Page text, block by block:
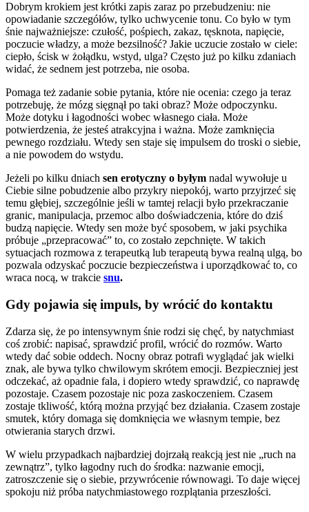
Dobrym krokiem jest krótki zapis zaraz po przebudzeniu: nie
opowiadanie szczegółów, tylko uchwycenie tonu. Co było w tym
śnie najważniejsze: czułość, pośpiech, zakaz, tęsknota, napięcie,
poczucie władzy, a może bezsilność? Jakie uczucie zostało w ciele:
ciepło, ścisk w żołądku, wstyd, ulga? Często już po kilku zdaniach
widać, że sednem jest potrzeba, nie osoba.
Pomaga też zadanie sobie pytania, które nie ocenia: czego ja teraz
potrzebuję, że mózg sięgnął po taki obraz? Może odpoczynku.
Może dotyku i łagodności wobec własnego ciała. Może
potwierdzenia, że jesteś atrakcyjna i ważna. Może zamknięcia
pewnego rozdziału. Wtedy sen staje się impulsem do troski o siebie,
a nie powodem do wstydu.
Jeżeli po kilku dniach sen erotyczny o byłym nadal wywołuje u
Ciebie silne pobudzenie albo przykry niepokój, warto przyjrzeć się
temu głębiej, szczególnie jeśli w tamtej relacji było przekraczanie
granic, manipulacja, przemoc albo doświadczenia, które do dziś
budzą napięcie. Wtedy sen może być sposobem, w jaki psychika
próbuje „przepracować” to, co zostało zepchnięte. W takich
sytuacjach rozmowa z terapeutką lub terapeutą bywa realną ulgą, bo
pozwala odzyskać poczucie bezpieczeństwa i uporządkować to, co
wraca nocą, w trakcie snu.
Gdy pojawia się impuls, by wrócić do kontaktu
Zdarza się, że po intensywnym śnie rodzi się chęć, by natychmiast
coś zrobić: napisać, sprawdzić profil, wrócić do rozmów. Warto
wtedy dać sobie oddech. Nocny obraz potrafi wyglądać jak wielki
znak, ale bywa tylko chwilowym skrótem emocji. Bezpieczniej jest
odczekać, aż opadnie fala, i dopiero wtedy sprawdzić, co naprawdę
pozostaje. Czasem pozostaje nic poza zaskoczeniem. Czasem
zostaje tkliwość, którą można przyjąć bez działania. Czasem zostaje
smutek, który domaga się domknięcia we własnym tempie, bez
otwierania starych drzwi.
W wielu przypadkach najbardziej dojrzałą reakcją jest nie „ruch na
zewnątrz”, tylko łagodny ruch do środka: nazwanie emocji,
zatroszczenie się o siebie, przywrócenie równowagi. To daje więcej
spokoju niż próba natychmiastowego rozplątania przeszłości.